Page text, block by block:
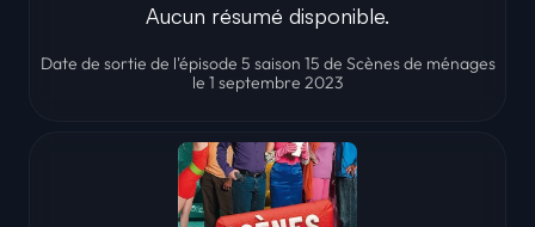
Aucun résumé disponible.
Date de sortie de l'épisode 5 saison 15 de Scènes de ménages
le 1 septembre 2023